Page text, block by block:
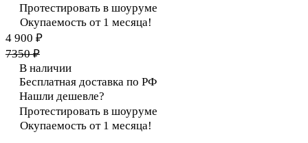
Протестировать в шоуруме
Окупаемость от 1 месяца!
4 900 ₽
7350 ₽
В наличии
Бесплатная доставка по РФ
Нашли дешевле?
Протестировать в шоуруме
Окупаемость от 1 месяца!